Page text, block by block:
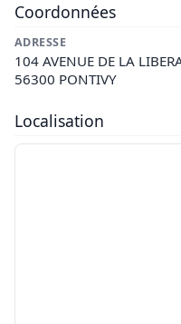
Coordonnées
ADRESSE
104 AVENUE DE LA
56300 PONTIVY
Localisation